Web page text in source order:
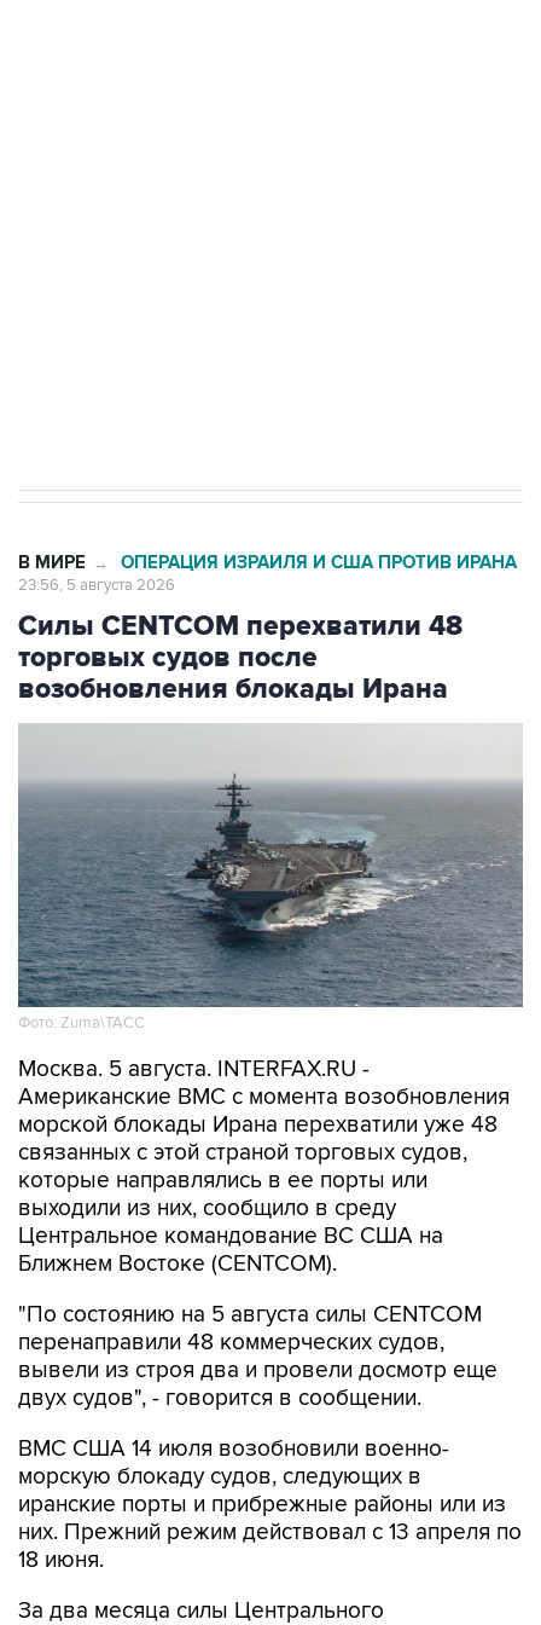
В МИРЕ → ОПЕРАЦИЯ ИЗРАИЛЯ И США ПРОТИВ ИРАНА
23:56, 5 августа 2026
Силы CENTCOM перехватили 48
торговых судов после
возобновления блокады Ирана
Фото: Zuma\ТАСС
Москва. 5 августа. INTERFAX.RU -
Американские ВМС с момента возобновления
морской блокады Ирана перехватили уже 48
связанных с этой страной торговых судов,
которые направлялись в ее порты или
выходили из них, сообщило в среду
Центральное командование ВС США на
Ближнем Востоке (CENTCOM).
"По состоянию на 5 августа силы CENTCOM
перенаправили 48 коммерческих судов,
вывели из строя два и провели досмотр еще
двух судов", - говорится в сообщении.
ВМС США 14 июля возобновили военно-
морскую блокаду судов, следующих в
иранские порты и прибрежные районы или из
них. Прежний режим действовал с 13 апреля по
18 июня.
За два месяца силы Центрального